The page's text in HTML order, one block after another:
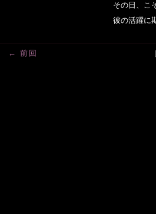
その日、こ
彼の活躍に
← 前回